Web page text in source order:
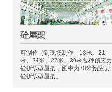
砼屋架
可制作（到现场制作）18米、21
米、24米、27米、30米各种预应力
砼折线型屋架，图中为30米预应力
砼折线型屋架。